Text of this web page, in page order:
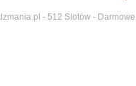
- 512 Slotów - Darmowe